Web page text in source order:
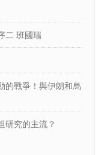
二 班國瑞
的戰爭！與伊朗和烏
研究的主流？